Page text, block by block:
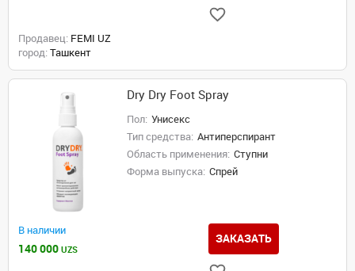
Продавец: FEMI UZ
город: Ташкент
Dry Dry Foot Spray
Пол: Унисекс
Тип средства: Антиперспирант
Область применения: Ступни
Форма выпуска: Спрей
В наличии
140 000 UZS
ЗАКАЗАТЬ